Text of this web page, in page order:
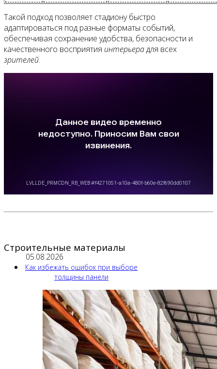
Такой подход позволяет стадиону быстро
адаптироваться под разные форматы событий,
обеспечивая сохранение удобства, безопасности и
качественного восприятия интерьерадля всех
зрителей.
Строительные материалы
05.08.2026
Как избежать ошибок при выборе
толщины панели